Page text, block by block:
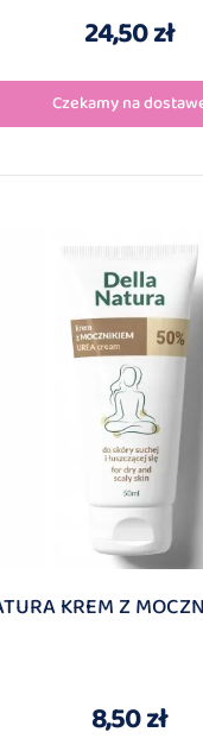
24,50 zł
Czekamy na
KREM Z
8,50 zł